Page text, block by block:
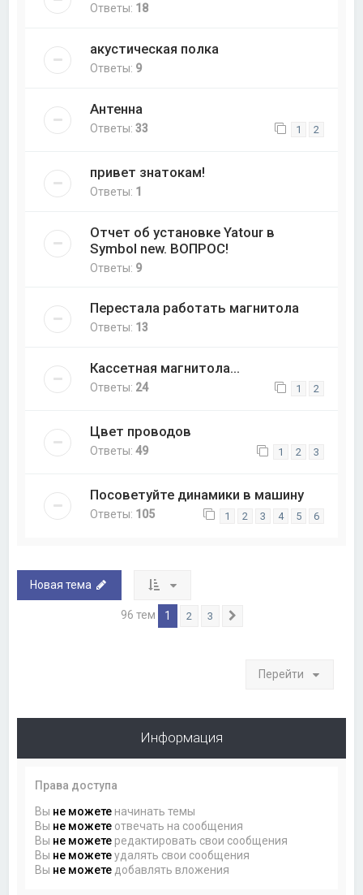
Ответы: 18
акустическая полка
Ответы: 9
Антенна
Ответы:33 1 2
привет знатокам!
Ответы: 1
Отчет об установке Yatour в
Symbol new. ВОПРОС!
Ответы: 9
Перестала работать магнитола
Ответы: 13
Кассетная магнитола...
Ответы: 24 1 2
Цвет проводов
Ответы:49 1 2 3
Посоветуйте динамики в машину
Ответы: 105 1 2 3 4 5 6
Новая тема
96 тем 1 2 3
Перейти
Информация
Права доступа
Вы не можете начинать темы
Вы не можете отвечать на сообщения
Вы не можете редактировать свои сообщения
Вы не можетеудалять свои сообщения
Вы не можете добавлять вложения